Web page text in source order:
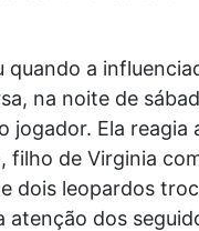
quando a
na noite de
jogador. Ela
filho de Virginia
dois leopardos
atenção dos